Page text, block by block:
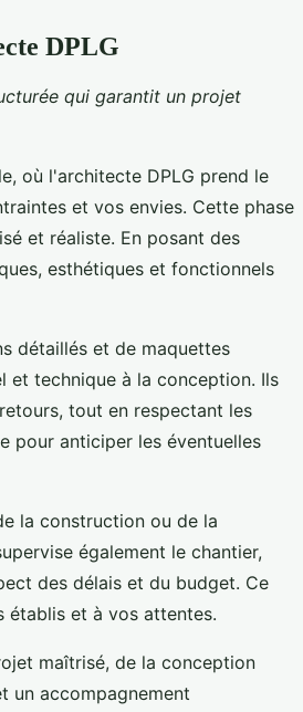
DPLG
qui garantit un projet
où l'architecte DPLG prend le
et vos envies. Cette phase
et réaliste. En posant des
esthétiques et fonctionnels
détaillés et de maquettes
et technique à la conception. Ils
tout en respectant les
pour anticiper les éventuelles
la construction ou de la
également le chantier,
des délais et du budget. Ce
établis et à vos attentes.
maîtrisé, de la conception
un accompagnement